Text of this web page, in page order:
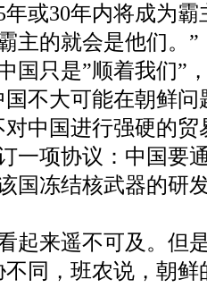
年或30年内将成为
主的就会是他们。”
国只是”顺着我们”
国不大可能在朝鲜问
中国进行强硬的贸
一项协议：中国要
国冻结核武器的研
起来遥不可及。但
不同，班农说，朝鲜